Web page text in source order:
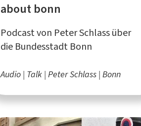
about bonn
Podcast von Peter Schlass über
die Bundesstadt Bonn
Audio Talk Peter Schlass Bonn